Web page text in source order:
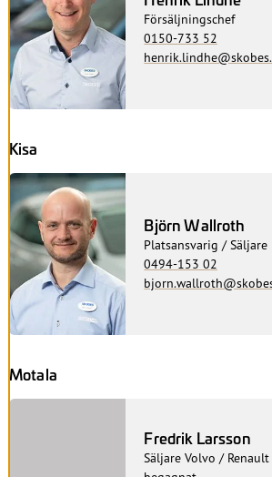
Försäljningschef
0150-733 52
Kisa
Björn Wallroth
Platsansvarig / Säljare
0494-153 02
Motala
Fredrik Larsson
Säljare Volvo /